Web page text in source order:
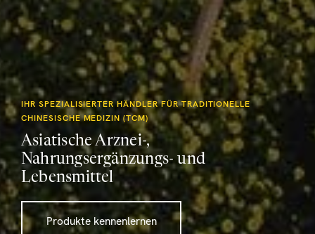
IHR SPEZIALISIERTER HÄNDLER FÜR TRADITIONELLE
CHINESISCHE MEDIZIN (TCM)
Asiatische Arznei-,
Nahrungsergänzungs- und
Lebensmittel
Produkte kennenlernen